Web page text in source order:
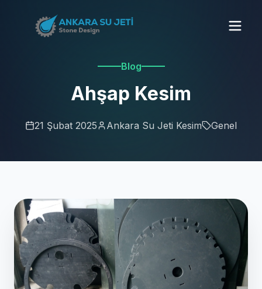
Blog
Ahşap Kesim
21 Şubat 2025 Ankara Su Jeti Kesim Genel